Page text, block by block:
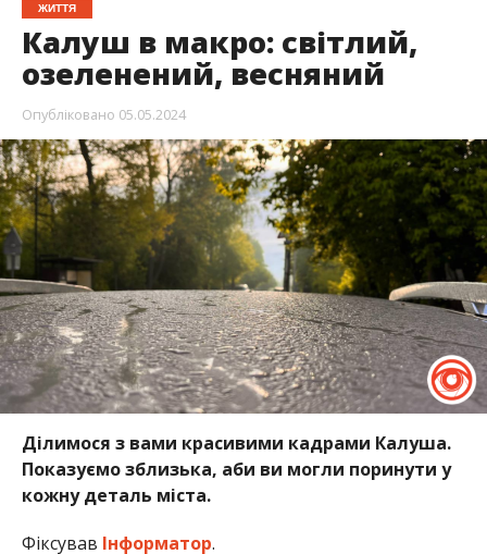
ЖИТТЯ
Калуш в макро: світлий,
озеленений, весняний
Опубліковано 05.05.2024
Ділимося з вами красивими кадрами Калуша.
Показуємо зблизька, аби ви могли поринути у
кожну деталь міста.
Фіксував Інформатор.